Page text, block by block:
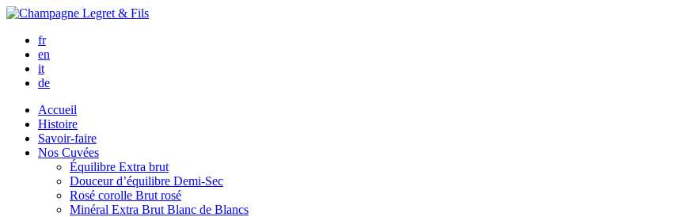
fr
en
it
de
Accueil
Histoire
Savoir-faire
Nos Cuvées
Équilibre Extra brut
Douceur d’équilibre Demi-Sec
Rosé corolle Brut rosé
Minéral Extra Brut Blanc de Blancs